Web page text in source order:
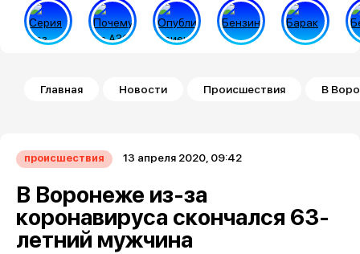
Строка навигации
Главная Новости Происшествия В
происшествия 13 апреля 2020, 09:42
В Воронеже из-за
коронавируса скончался 63-
летний мужчина